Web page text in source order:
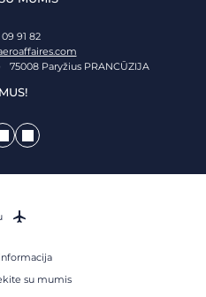
09 91 82
75008 Paryžius PRANCŪZIJA
su mumis